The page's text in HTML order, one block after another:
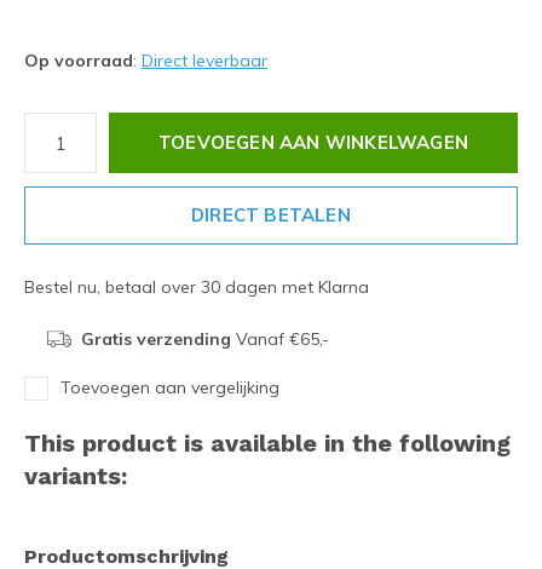
Op voorraad: Direct leverbaar
TOEVOEGEN AAN WINKELWAGEN
DIRECT BETALEN
Bestel nu, betaal over 30 dagen met Klarna
Gratis verzending Vanaf €65,-
Toevoegen aan vergelijking
This product is available in the following
variants:
Productomschrijving